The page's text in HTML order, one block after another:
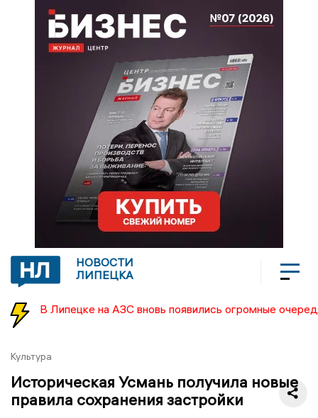
НОВОСТИ
ЛИПЕЦКА
В Липецке на АЗС вновь появились огромные
Культура
Историческая Усмань получила новые
правила сохранения застройки